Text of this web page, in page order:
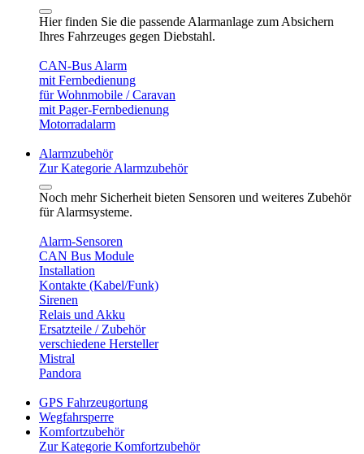
Hier finden Sie die passende Alarmanlage zum Absichern
Ihres Fahrzeuges gegen Diebstahl.
CAN-Bus Alarm
mit Fernbedienung
für Wohnmobile / Caravan
mit Pager-Fernbedienung
Motorradalarm
Alarmzubehör
Zur Kategorie Alarmzubehör
Noch mehr Sicherheit bieten Sensoren und weiteres Zubehör
für Alarmsysteme.
Alarm-Sensoren
CAN Bus Module
Installation
Kontakte (Kabel/Funk)
Sirenen
Relais und Akku
Ersatzteile / Zubehör
verschiedene Hersteller
Mistral
Pandora
GPS Fahrzeugortung
Wegfahrsperre
Komfortzubehör
Zur Kategorie Komfortzubehör